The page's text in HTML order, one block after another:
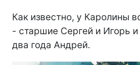
Как известно, у Каролины
- старшие Сергей и Игорь
два года Андрей.